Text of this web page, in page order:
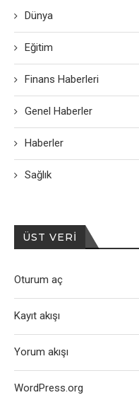
Dünya
Eğitim
Finans Haberleri
Genel Haberler
Haberler
Sağlık
ÜST VERI
Oturum aç
Kayıt akışı
Yorum akışı
WordPress.org